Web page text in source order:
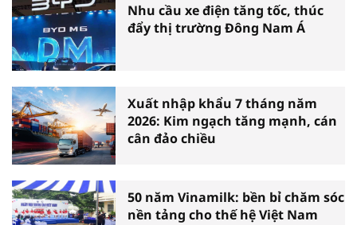
Nhu cầu xe điện tăng tốc, thúc
đẩy thị trường Đông Nam Á
Xuất nhập khẩu 7 tháng năm
2026: Kim ngạch tăng mạnh, cán
cân đảo chiều
50 năm Vinamilk: bền bỉ chăm sóc
nền tảng cho thế hệ Việt Nam